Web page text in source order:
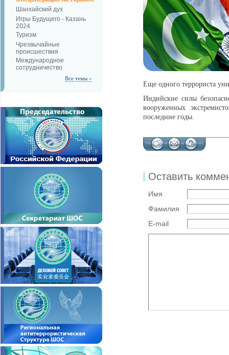
Шанхайский дух
Игры Будущего - Казань
2024
Туризм
Чрезвычайные
происшествия
Международное
сотрудничество
Все темы »
Еще одного террориста
Индийские силы
вооруженных
последние годы.
Оставить
Имя
Фамилия
E-mail